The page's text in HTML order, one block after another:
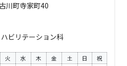
川町寺家町40
ビリテーション科
火 水 木 金 土 日 祝